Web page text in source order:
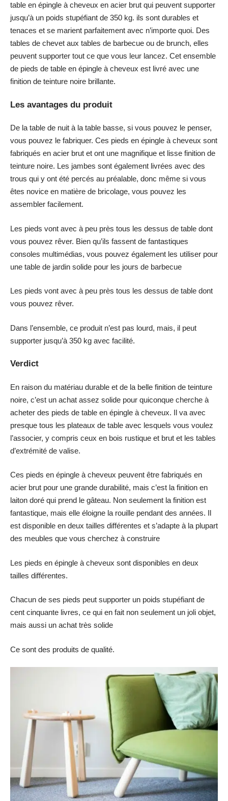
table en épingle à cheveux en acier brut qui peuvent supporter
jusqu’à un poids stupéfiant de 350 kg. ils sont durables et
tenaces et se marient parfaitement avec n’importe quoi. Des
tables de chevet aux tables de barbecue ou de brunch, elles
peuvent supporter tout ce que vous leur lancez. Cet ensemble
de pieds de table en épingle à cheveux est livré avec une
finition de teinture noire brillante.
Les avantages du produit
De la table de nuit à la table basse, si vous pouvez le penser,
vous pouvez le fabriquer. Ces pieds en épingle à cheveux sont
fabriqués en acier brut et ont une magnifique et lisse finition de
teinture noire. Les jambes sont également livrées avec des
trous qui y ont été percés au préalable, donc même si vous
êtes novice en matière de bricolage, vous pouvez les
assembler facilement.
Les pieds vont avec à peu près tous les dessus de table dont
vous pouvez rêver. Bien qu’ils fassent de fantastiques
consoles multimédias, vous pouvez également les utiliser pour
une table de jardin solide pour les jours de barbecue
Les pieds vont avec à peu près tous les dessus de table dont
vous pouvez rêver.
Dans l’ensemble, ce produit n’est pas lourd, mais, il peut
supporter jusqu’à 350 kg avec facilité.
Verdict
En raison du matériau durable et de la belle finition de teinture
noire, c’est un achat assez solide pour quiconque cherche à
acheter des pieds de table en épingle à cheveux. Il va avec
presque tous les plateaux de table avec lesquels vous voulez
l’associer, y compris ceux en bois rustique et brut et les tables
d’extrémité de valise.
Ces pieds en épingle à cheveux peuvent être fabriqués en
acier brut pour une grande durabilité, mais c’est la finition en
laiton doré qui prend le gâteau. Non seulement la finition est
fantastique, mais elle éloigne la rouille pendant des années. Il
est disponible en deux tailles différentes et s’adapte à la plupart
des meubles que vous cherchez à construire
Les pieds en épingle à cheveux sont disponibles en deux
tailles différentes.
Chacun de ses pieds peut supporter un poids stupéfiant de
cent cinquante livres, ce qui en fait non seulement un joli objet,
mais aussi un achat très solide
Ce sont des produits de qualité.